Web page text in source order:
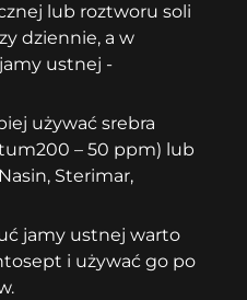
lub roztworu soli
dziennie, a w
ustnej -
używać srebra
– 50 ppm) lub
Sterimar,
jamy ustnej warto
i używać go po